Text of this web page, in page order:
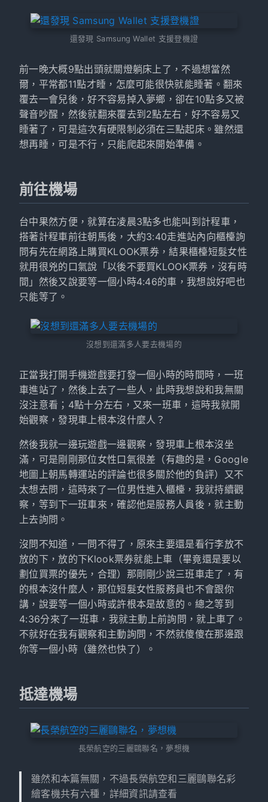
還發現 Samsung Wallet 支援登機證
前一晚大概9點出頭就關燈躺床上了，不過想當然
爾，平常都11點才睡，怎麼可能很快就能睡著。翻來
覆去一會兒後，好不容易掉入夢鄉，卻在10點多又被
聲音吵醒，然後就翻來覆去到2點左右，好不容易又
睡著了，可是這次有硬限制必須在三點起床。雖然還
想再睡，可是不行，只能爬起來開始準備。
前往機場
台中果然方便，就算在凌晨3點多也能叫到計程車，
搭著計程車前往朝馬後，大約3:40走進站內向櫃檯詢
問有先在網路上購買KLOOK票券，結果櫃檯短髮女性
就用很兇的口氣說「以後不要買KLOOK票券，沒有時
間」然後又說要等一個小時4:46的車，我想說好吧也
只能等了。
沒想到還滿多人要去機場的
正當我打開手機遊戲要打發一個小時的時間時，一班
車進站了，然後上去了一些人，此時我想說和我無關
沒注意看；4點十分左右，又來一班車，這時我就開
始觀察，發現車上根本沒什麼人？
然後我就一邊玩遊戲一邊觀察，發現車上根本沒坐
滿，可是剛剛那位女性口氣很差（有趣的是，Google
地圖上朝馬轉運站的評論也很多關於他的負評）又不
太想去問，這時來了一位男性進入櫃檯，我就持續觀
察，等到下一班車來，確認他是服務人員後，就主動
上去詢問。
沒問不知道，一問不得了，原來主要還是看行李放不
放的下，放的下Klook票券就能上車（畢竟還是要以
劃位買票的優先，合理）那剛剛少說三班車走了，有
的根本沒什麼人，那位短髮女性服務員也不會跟你
講，說要等一個小時或許根本是故意的。總之等到
4:36分來了一班車，我就主動上前詢問，就上車了。
不就好在我有觀察和主動詢問，不然就傻傻在那邊跟
你等一個小時（雖然也快了）。
抵達機場
長榮航空的三麗鷗聯名，夢想機
雖然和本篇無關，不過長榮航空和三麗鷗聯名彩
繪客機共有六種，詳細資訊請查看